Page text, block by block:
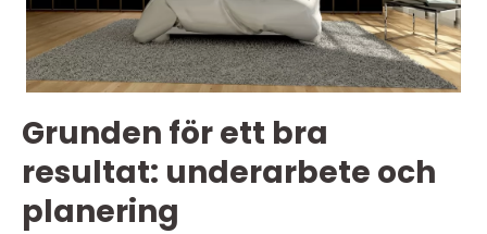
Grunden för ett bra
resultat: underarbete och
planering